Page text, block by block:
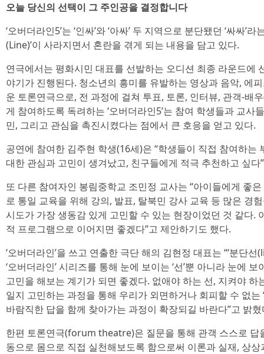
오늘 당신의 선택이 그 주인공을 결정합니다
‘오버더라인5’는 ‘인싸’와 ‘아싸’ 두 지역으로 분단됐던 ‘싸싸’
(Line)’이 사라지면서 혼란을 겪게 되는 내용을 담고 있다.
연극에서는 평화시민 대표를 선발하는 오디션 최종 라운드에
야기가 진행된다. 청소년의 흥미를 유발하는 영상과 음악, 에
운 토론연극으로, 전 과정에 걸쳐 투표, 토론, 인터뷰, 관객-배
게 참여하도록 독려하는 ‘오버더라인5’는 참여 학생들과 교사
민, 그리고 관심을 촉진시켰다는 점에서 큰 호응을 얻고 있다.
공연에 참여한 김주현 학생(16세)은 “학생들이 직접 참여하는
대한 관심과 고민이 생겨났고, 친구들에게 적극 추천하고 싶다
또 다른 참여자인 봉림중학교 조민정 교사는 “아이들에게 좋
로 통일 교육을 위해 강의, 발표, 탈북민 강사 교육 등 많은 경
시도가 가장 생동감 있게 고민할 수 있는 현장이었던 것 같다.
적 프로그램으로 이어지면 좋겠다”고 제안하기도 했다.
‘오버더라인’을 쓰고 연출한 극단 해의 김현정 대표는 “‘분단
‘오버더라인’ 시리즈를 통해 눈에 보이는 ‘선’뿐 아니라 눈에
고민을 해보는 계기가 되면 좋겠다. 없애야 하는 선, 지켜야
일지 고민하는 과정을 통해 우리가 외면하거나 회피할 수 없는
바람직한 답을 함께 찾아가는 과정이 확장되길 바란다”고 밝혔
한편 토론연극(forum theatre)은 질문을 통해 관객 스스로 답
동으로 몸으로 직접 실천해보도록 함으로써 이론과 실재, 상